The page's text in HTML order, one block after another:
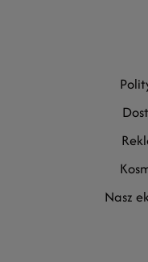
nasz